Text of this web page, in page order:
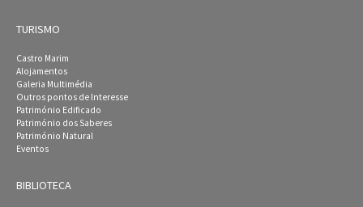
TURISMO
Castro Marim
Alojamentos
Galeria Multimédia
Outros pontos de Interesse
Património Edificado
Património dos Saberes
Património Natural
Eventos
BIBLIOTECA